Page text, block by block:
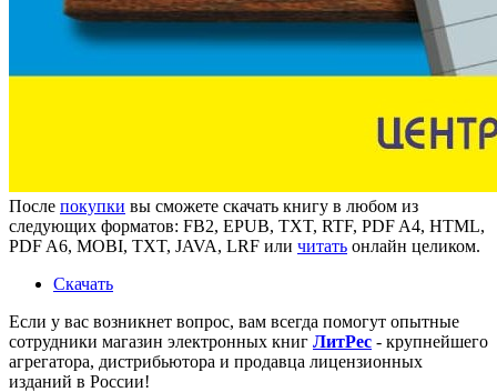
После покупки вы сможете скачать книгу в любом из
следующих форматов: FB2, EPUB, TXT, RTF, PDF A4, HTML,
PDF A6, MOBI, TXT, JAVA, LRF или читать онлайн целиком.
Скачать
Если у вас возникнет вопрос, вам всегда помогут опытные
сотрудники магазин электронных книг ЛитPec - крупнейшего
агрегатора, дистрибьютора и продавца лицензионных
изданий в России!